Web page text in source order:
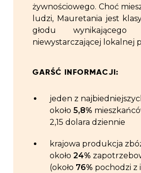
żywnościowego. Choć
ludzi, Mauretania jest
głodu
niewystarczającej lokalnej
GARŚĆ INFORMACJI:
jeden z
około 5,8%
2,15 dolara dziennie
krajowa produkcja
około 24%
(około 76% pochodzi z